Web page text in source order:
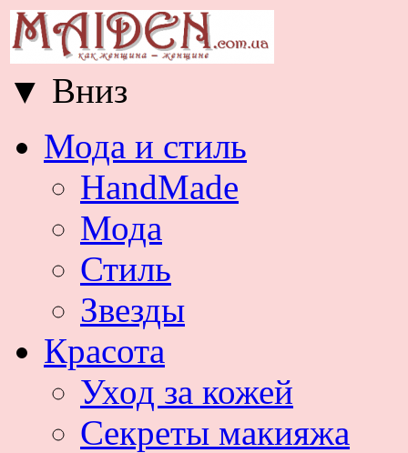
▼ Вниз
Мода и стиль
HandMade
Мода
Стиль
Звезды
Красота
Уход за кожей
Секреты макияжа